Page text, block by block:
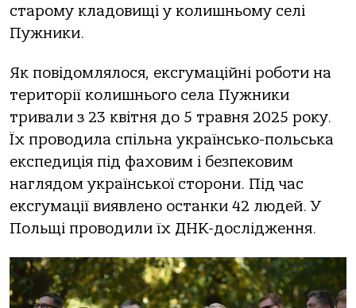
старому кладовищі у колишньому селі
Пужники.
Як повідомлялося, ексгумаційні роботи на
території колишнього села Пужники
тривали з 23 квітня до 5 травня 2025 року.
Їх проводила спільна українсько-польська
експедиція під фаховим і безпековим
наглядом української сторони. Під час
ексгумації виявлено останки 42 людей. У
Польщі проводили їх ДНК-дослідження.